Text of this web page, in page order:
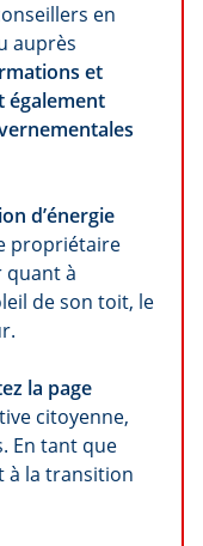
en
auprès
et
également
d’énergie
propriétaire
quant à
de son toit, le
la page
citoyenne,
En tant que
à la transition